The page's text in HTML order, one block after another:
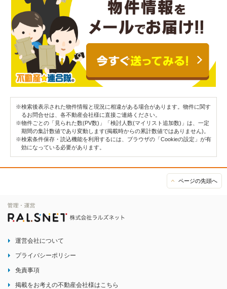
※検索後表示された物件情報と現況に相違がある場合があります。物件に関す
るお問合せは、各不動産会社様に直接ご連絡ください。
※物件ごとの「見られた数(PV数)」「検討人数(マイリスト追加数)」は、一定
期間の集計数値であり変動します(掲載時からの累計数値ではありません)。
※検索条件保存・読込機能を利用するには、ブラウザの「Cookieの設定」が有
効になっている必要があります。
ページの先頭へ
運営会社について
プライバシーポリシー
免責事項
掲載をお考えの不動産会社様はこちら